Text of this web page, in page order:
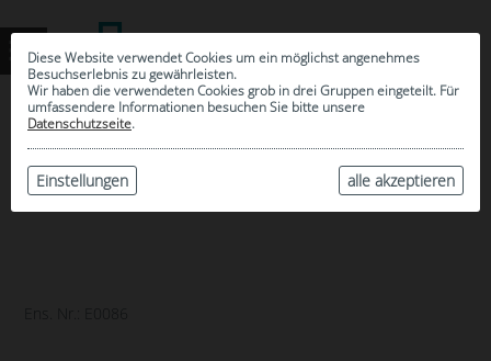
Diese Website verwendet Cookies um ein möglichst angenehmes
Besuchserlebnis zu gewährleisten.
Wir haben die verwendeten Cookies grob in drei Gruppen eingeteilt. Für
umfassendere Informationen besuchen Sie bitte unsere
Datenschutzseite.
alle akzeptieren
Einstellungen
ARCHIV